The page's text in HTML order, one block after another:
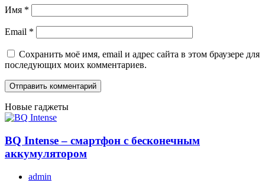
Имя *
Email *
Сохранить моё имя, email и адрес сайта в этом браузере для
последующих моих комментариев.
Новые гаджеты
BQ Intense – смартфон с бесконечным
аккумулятором
admin